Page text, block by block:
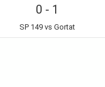
0 - 1
SP 149 vs Gortat